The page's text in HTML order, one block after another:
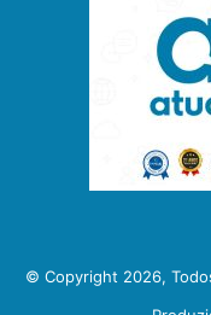
© Copyright 2026,